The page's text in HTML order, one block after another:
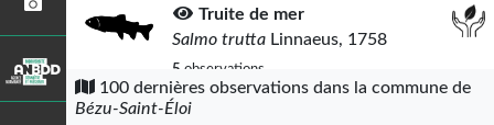
Truite de mer
Salmo trutta Linnaeus, 1758
5 observations
Dernière observation en2008 Fiche espèce
100 dernières observations dans la commune de
Bézu-Saint-Éloi